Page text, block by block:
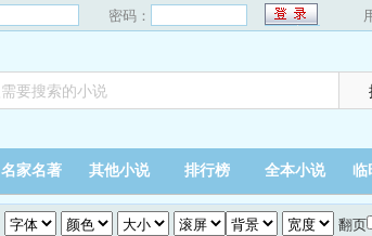
密码：
名家名著 其他小说 排行榜 全本小说 临
翻页